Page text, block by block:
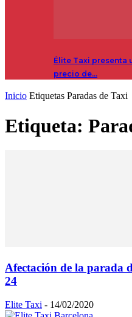
Élite Taxi presenta
precio de…
Inicio Etiquetas Paradas de Taxi
Etiqueta:
Afectación de la parada
24
Elite Taxi - 14/02/2020